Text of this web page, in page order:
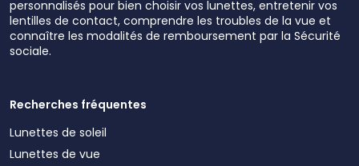
personnalisés pour bien choisir vos lunettes, entretenir vos
lentilles de contact, comprendre les troubles de la vue et
connaître les modalités de remboursement par la Sécurité
sociale.
Recherches fréquentes
Lunettes de soleil
Lunettes de vue